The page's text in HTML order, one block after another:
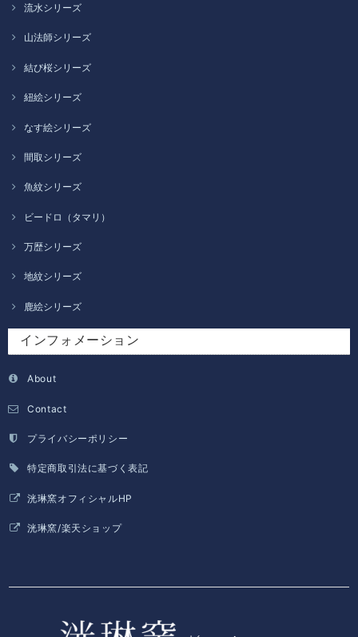
流水シリーズ
山法師シリーズ
結び桜シリーズ
紐絵シリーズ
なす絵シリーズ
間取シリーズ
魚紋シリーズ
ビードロ（タマリ）
万歴シリーズ
地紋シリーズ
鹿絵シリーズ
インフォメーション
About
Contact
プライバシーポリシー
特定商取引法に基づく表記
洸琳窯オフィシャルHP
洸琳窯/楽天ショップ